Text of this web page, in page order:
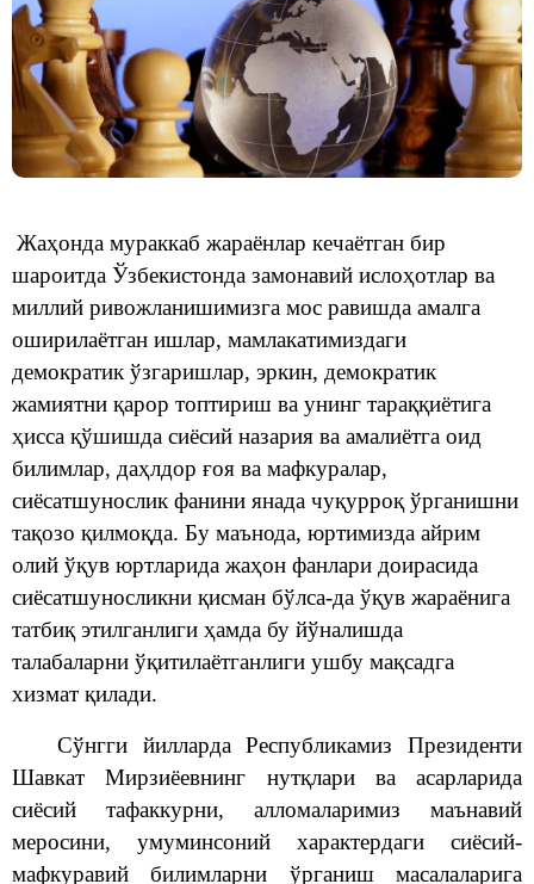
Жаҳонда мураккаб жараёнлар кечаётган бир
шароитда Ўзбекистонда замонавий ислоҳотлар ва
миллий ривожланишимизга мос равишда амалга
оширилаётган ишлар, мамлакатимиздаги
демократик ўзгаришлар, эркин, демократик
жамиятни қарор топтириш ва унинг тараққиётига
ҳисса қўшишда сиёсий назария ва амалиётга оид
билимлар, даҳлдор ғоя ва мафкуралар,
сиёсатшунослик фанини янада чуқурроқ ўрганишни
тақозо қилмоқда. Бу маънода, юртимизда айрим
олий ўқув юртларида жаҳон фанлари доирасида
сиёсатшуносликни қисман бўлса-да ўқув жараёнига
татбиқ этилганлиги ҳамда бу йўналишда
талабаларни ўқитилаётганлиги ушбу мақсадга
хизмат қилади.
Сўнгги йилларда Республикамиз Президенти
Шавкат Мирзиёевнинг нутқлари ва асарларида
сиёсий тафаккурни, алломаларимиз маънавий
меросини, умуминсоний характердаги сиёсий-
мафкуравий билимларни ўрганиш масалаларига